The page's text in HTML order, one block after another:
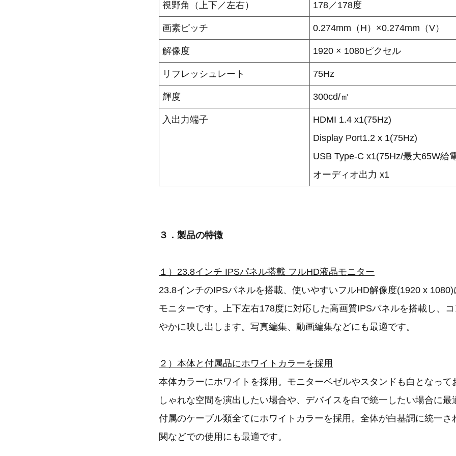
視野角（上下／左右） 178／178度
画素ピッチ 0.274mm（H）×0.274mm（V）
解像度 1920 × 1080ピクセル
リフレッシュレート 75Hz
輝度 300cd/㎡
入出力端子
HDMI 1.4 x1(75Hz)
Display Port1.2 x 1(75Hz)
USB Type-C x1(75Hz/最大65W給
オーディオ出力 x1
３．製品の特徴
１）23.8インチ IPSパネル搭載 フルHD液晶モニター
23.8インチのIPSパネルを搭載、使いやすいフルHD解像度(1920 x
モニターです。上下左右178度に対応した高画質IPSパネルを搭載し、
やかに映し出します。写真編集、動画編集などにも最適です。
２）本体と付属品にホワイトカラーを採用
本体カラーにホワイトを採用。モニターベゼルやスタンドも白となって
しゃれな空間を演出したい場合や、デバイスを白で統一したい場合に最
付属のケーブル類全てにホワイトカラーを採用。全体が白基調に統一さ
関などでの使用にも最適です。